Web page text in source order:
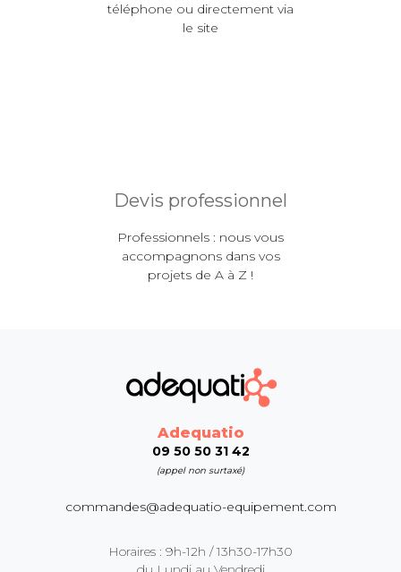
téléphone ou directement via
le site
Devis professionnel
Professionnels : nous vous
accompagnons dans vos
projets de A à Z !
Adequatio
09 50 50 31 42
(appel non surtaxé)
commandes@adequatio-equipement.com
Horaires : 9h-12h / 13h30-17h30